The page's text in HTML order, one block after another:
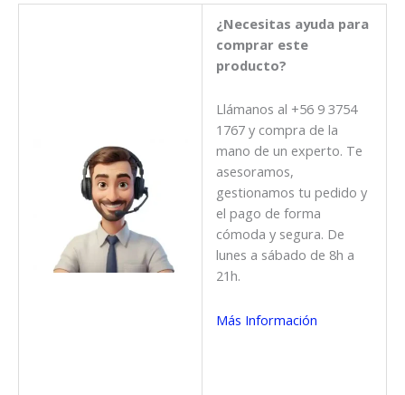
¿Necesitas ayuda para
comprar este
producto?
Llámanos al +56 9 3754
1767 y compra de la
mano de un experto. Te
asesoramos,
gestionamos tu pedido y
el pago de forma
cómoda y segura. De
lunes a sábado de 8h a
21h.
Más Información